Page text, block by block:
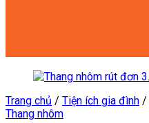
Trang chủ / Tiện ích gia đình /
Thang nhôm